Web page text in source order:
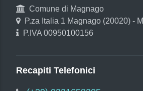
Comune di Magnago
P.za Italia 1 Magnago (20020) - MI
P.IVA 00950100156
Recapiti Telefonici